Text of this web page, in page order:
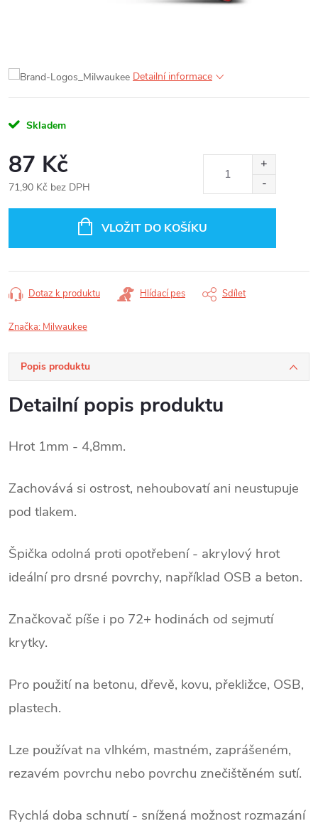
Detailní informace
Skladem
87 Kč
71,90 Kč bez DPH
VLOŽIT DO KOŠÍKU
Dotaz k produktu Hlídací pes Sdílet
Značka: Milwaukee
Popis produktu
Detailní popis produktu
Hrot 1mm - 4,8mm.
Zachovává si ostrost, nehoubovatí ani neustupuje
pod tlakem.
Špička odolná proti opotřebení - akrylový hrot
ideální pro drsné povrchy, například OSB a beton.
Značkovač píše i po 72+ hodinách od sejmutí
krytky.
Pro použití na betonu, dřevě, kovu, překližce, OSB,
plastech.
Lze používat na vlhkém, mastném, zaprášeném,
rezavém povrchu nebo povrchu znečištěném sutí.
Rychlá doba schnutí - snížená možnost rozmazání